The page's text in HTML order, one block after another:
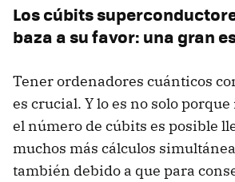
Los cúbits
baza a su favor: una gran
Tener ordenadores cuánticos
es crucial. Y lo es no solo
el número de cúbits es posible
muchos más cálculos
también debido a que para